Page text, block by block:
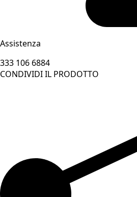
Assistenza
333 106 6884
CONDIVIDI IL PRODOTTO